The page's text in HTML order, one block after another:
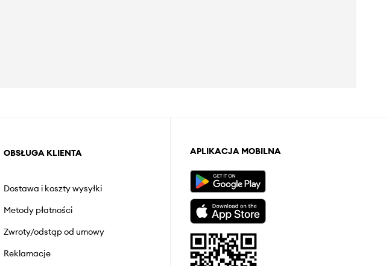
OBSŁUGA KLIENTA
Dostawa i koszty wysyłki
Metody płatności
Zwroty/odstąp od umowy
Reklamacje
APLIKACJA MOBILNA